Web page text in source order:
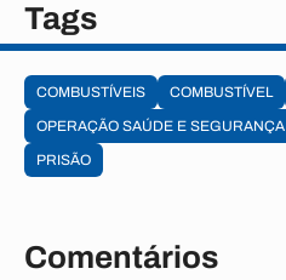
Tags
COMBUSTÍVEIS COMBUSTÍVEL
OPERAÇÃO SAÚDE E SEGURANÇA
PRISÃO
Comentários